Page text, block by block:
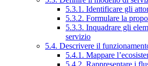
5.3.1. Identificare gli
5.3.2. Formulare la
5.3.3. Inquadrare gli
servizio
5.4. Descrivere il
5.4.1. Mappare
5.4.2. Rappresentare i